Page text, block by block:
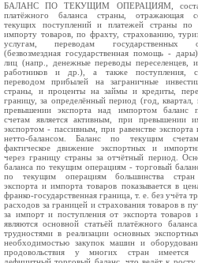
БАЛАНС ПО ТЕКУЩИМ ОПЕРАЦИЯМ,
платёжного баланса страны, отражающая
текущих поступлений и платежей страны по
импорту товаров, по фрахту, страхованию,
услугам, переводам государственных
(безвозмездная государственная помощь -
лиц (напр., денежные переводы переселенцев,
работников и др.), а также поступления,
переводом прибылей на заграничные
страны, и проценты на займы и кредиты,
границу, за определённый период (год,
превышении экспорта над импортом баланс
счетам является активным, при превышении
экспортом - пассивным, при равенстве
нетто-балансом. Баланс по текущим
фактическое движение экспортных и
через границу страны за отчётный период.
баланса по текущим операциям - торговый
по текущим операциям большинства стран
экспорта и импорта товаров показывается в
франко-государственная граница, т. е. без учёта
расходов за границей и страхования товаров в
за импорт и поступления от экспорта товаров
являются основной статьёй платёжного
трудностями в реализации основных
необходимостью закупок машин и
продовольствия у многих стран имеется